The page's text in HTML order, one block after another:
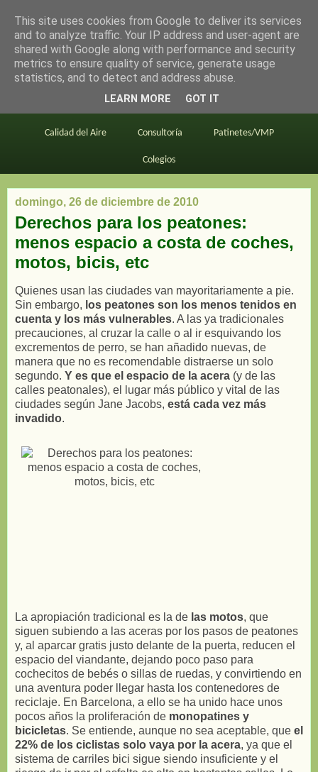
en bici por madrid
Este blog BiciMAD Primeros consejos
Calidad del Aire Consultoría Patinetes/VMP
Colegios
domingo, 26 de diciembre de 2010
Derechos para los peatones:
menos espacio a costa de coches,
motos, bicis, etc
Quienes usan las ciudades van mayoritariamente a pie.
Sin embargo, los peatones son los menos tenidos en
cuenta y los más vulnerables. A las ya tradicionales
precauciones, al cruzar la calle o al ir esquivando los
excrementos de perro, se han añadido nuevas, de
manera que no es recomendable distraerse un solo
segundo. Y es que el espacio de la acera (y de las
calles peatonales), el lugar más público y vital de las
ciudades según Jane Jacobs, está cada vez más
invadido.
La apropiación tradicional es la de las motos, que
siguen subiendo a las aceras por los pasos de peatones
y, al aparcar gratis justo delante de la puerta, reducen el
espacio del viandante, dejando poco paso para
cochecitos de bebés o sillas de ruedas, y convirtiendo en
una aventura poder llegar hasta los contenedores de
reciclaje. En Barcelona, a ello se ha unido hace unos
pocos años la proliferación de monopatines y
bicicletas. Se entiende, aunque no sea aceptable, que el
22% de los ciclistas solo vaya por la acera, ya que el
sistema de carriles bici sigue siendo insuficiente y el
This site uses cookies from Google to deliver its services
and to analyze traffic. Your IP address and user-agent are
shared with Google along with performance and security
metrics to ensure quality of service, generate usage
statistics, and to detect and address abuse.
LEARN MORE GOT IT